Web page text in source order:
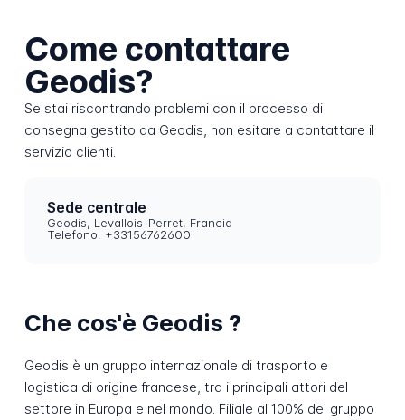
Come contattare
Geodis?
Se stai riscontrando problemi con il processo di
consegna gestito da Geodis, non esitare a contattare il
servizio clienti.
Sede centrale
Geodis, Levallois-Perret, Francia
Telefono: +33156762600
Che cos'è Geodis ?
Geodis è un gruppo internazionale di trasporto e
logistica di origine francese, tra i principali attori del
settore in Europa e nel mondo. Filiale al 100% del gruppo